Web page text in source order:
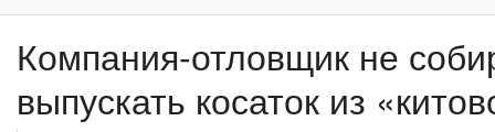
Компания-отловщик не
выпускать косаток из